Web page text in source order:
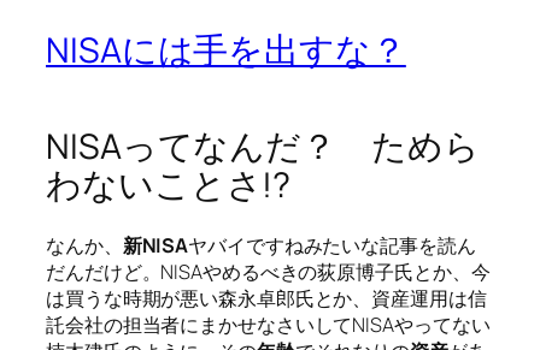
NISAには手を出すな？
NISAってなんだ？ ためら
わないことさ!?
なんか、 新NISAヤバイですねみたいな記事を読ん
だんだけど。NISAやめるべきの荻原博子氏とか、今
は買うな時期が悪い森永卓郎氏とか、資産運用は信
託会社の担当者にまかせなさいしてNISAやってない